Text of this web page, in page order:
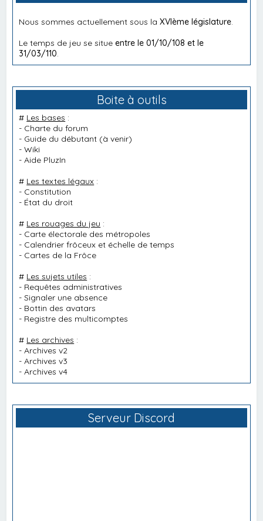
Nous sommes actuellement sous laXVIème législature
Le temps de jeu se situeentre le 01/10/108 et le
31/03/110
Boite à outils
# Les bases :
- Charte du forum
- Guide du débutant (à venir)
-Wiki
-Aide PluzIn
# Les textes légaux :
- Constitution
- État du droit
# Les rouages du jeu :
- Carte électorale des métropoles
- Calendrier frôceux et échelle de temps
- Cartes de la Frôce
# Les sujets utiles :
- Requêtes administratives
-Signaler une absence
- Bottin des avatars
- Registre des multicomptes
# Les archives :
-Archives v2
-Archives v3
-Archives v4
Serveur Discord